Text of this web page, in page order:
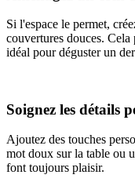
Si l'espace le permet,
couvertures douces.
idéal pour déguster un
Soignez les détails
Ajoutez des touches
mot doux sur la table ou
font toujours plaisir.